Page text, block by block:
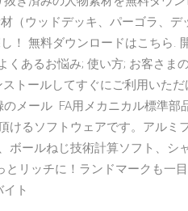
（ウッドデッキ、パーゴラ、デ
！ 無料ダウンロードはこちら.
くあるお悩み; 使い方; お客さま
トールしてすぐにご利用いた
メール FA用メカニカル標準部
けるソフトウェアです。アルミ
ボールねじ技術計算ソフト、シ
リッチに！ランドマークも一
ト